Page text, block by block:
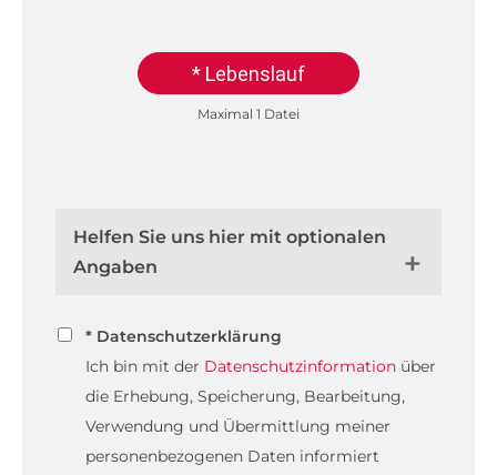
* Lebenslauf
Maximal 1 Datei
Helfen Sie uns hier mit optionalen
Angaben
* Datenschutzerklärung
Ich bin mit der Datenschutzinformation über
die Erhebung, Speicherung, Bearbeitung,
Verwendung und Übermittlung meiner
personenbezogenen Daten informiert